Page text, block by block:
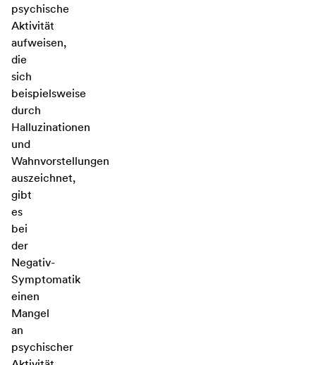
psychische
Aktivität
aufweisen,
die
sich
beispielsweise
durch
Halluzinationen
und
Wahnvorstellungen
auszeichnet,
gibt
es
bei
der
Negativ-
Symptomatik
einen
Mangel
an
psychischer